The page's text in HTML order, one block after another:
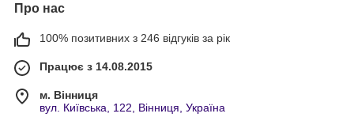
Про нас
100% позитивних з 246 відгуків за рік
Працює з 14.08.2015
м. Вінниця
вул. Київська, 122, Вінниця, Україна